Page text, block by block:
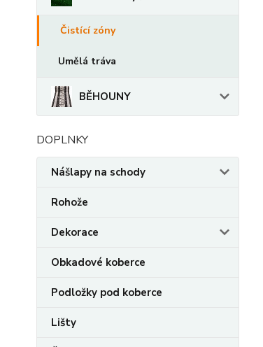
Čistící zóny
Umělá tráva
BĚHOUNY
DOPLNKY
Nášlapy na schody
Rohože
Dekorace
Obkadové koberce
Podložky pod koberce
Lišty